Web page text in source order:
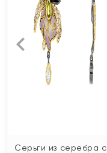
Серьги из серебра с